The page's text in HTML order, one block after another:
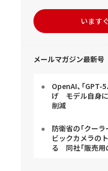
います
メールマガジン最新号
OpenAI、「GPT-
げ モデル自身
削減
防衛省の「クー
ビックカメラの
る 同社「販売用